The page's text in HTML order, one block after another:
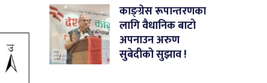
काङ्ग्रेस रूपान्तरणका
लागि वैधानिक बाटो
अपनाउन अरुण
सुबेदीको सुझाव !